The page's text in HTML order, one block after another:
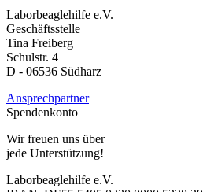
Laborbeaglehilfe e.V.
Geschäftsstelle
Tina Freiberg
Schulstr. 4
D - 06536 Südharz
Ansprechpartner
Spendenkonto
Wir freuen uns über
jede Unterstützung!
Laborbeaglehilfe e.V.